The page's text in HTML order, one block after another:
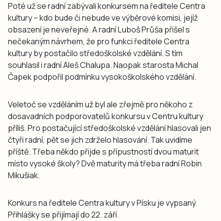
Poté už se radní zabývali konkursem na ředitele Centra
kultury – kdo bude či nebude ve výběrové komisi, jejíž
obsazení je neveřejné. A radní Luboš Průša přišel s
nečekaným návrhem, že pro funkci ředitele Centra
kultury by postačilo středoškolské vzdělání. S tím
souhlasil i radní Aleš Chalupa. Naopak starosta Michal
Čapek podpořil podmínku vysokoškolského vzdělání.
Veletoč se vzděláním už byl ale zřejmě pro někoho z
dosavadních podporovatelů konkursu v Centru kultury
příliš. Pro postačující středoškolské vzdělání hlasovali jen
čtyři radní, pět se jich zdrželo hlasování. Tak uvidíme
příště. Třeba někdo přijde s přípustností dvou maturit
místo vysoké školy? Dvě maturity má třeba radní Robin
Mikušiak.
Konkurs na ředitele Centra kultury v Písku je vypsaný.
Přihlášky se přijímají do 22. září.